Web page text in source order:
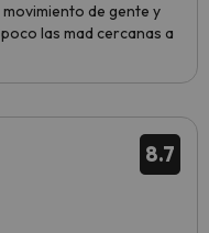
de gente y
las mad cercanas a
8.7